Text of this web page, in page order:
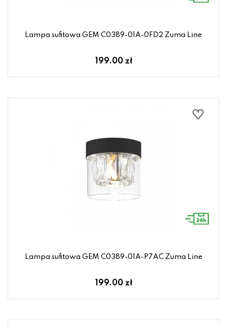
Lampa sufitowa GEM C0389-01A-0FD2 Zuma Line
199.00 zł
Lampa sufitowa GEM C0389-01A-P7AC Zuma Line
199.00 zł